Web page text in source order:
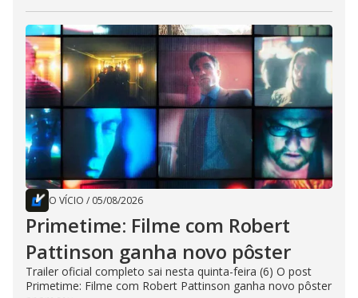
O VÍCIO / 05/08/2026
Primetime: Filme com Robert
Pattinson ganha novo pôster
Trailer oficial completo sai nesta quinta-feira (6) O post
Primetime: Filme com Robert Pattinson ganha novo pôster